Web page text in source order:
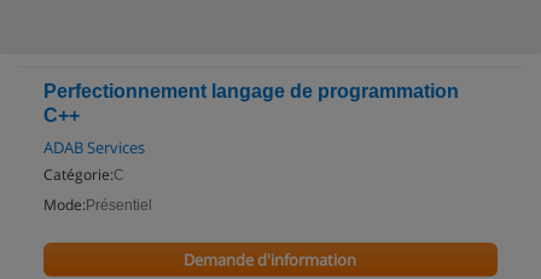
Perfectionnement langage de programmation
C++
ADAB Services
Catégorie:C
Mode: Présentiel
Demande d'information